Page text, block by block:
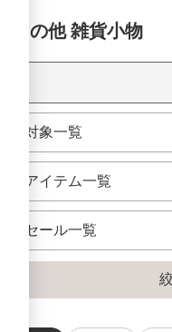
その他 雑貨小物